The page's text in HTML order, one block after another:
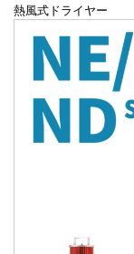
熱風式ドライヤー